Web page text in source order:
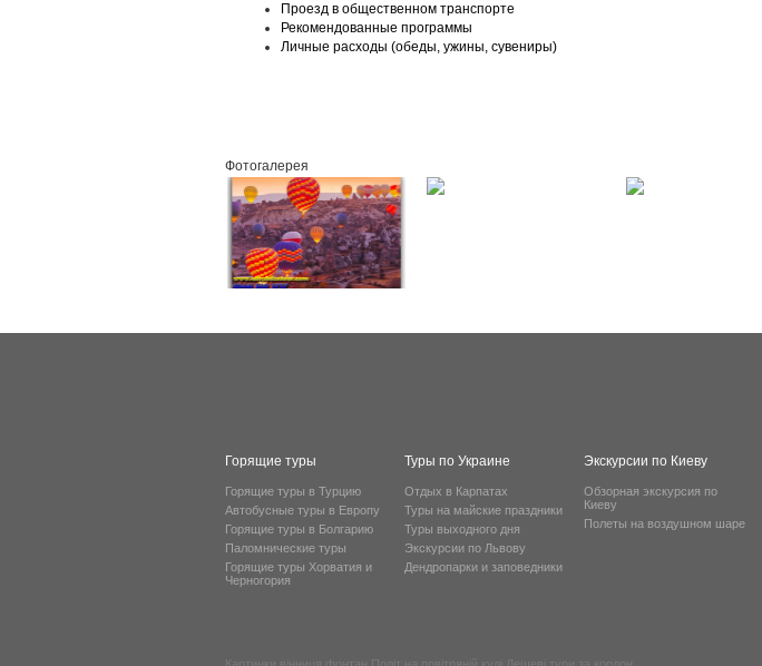
Проезд в общественном транспорте
Рекомендованные программы
Личные расходы (обеды, ужины, сувениры)
Фотогалерея
Горящие туры
Горящие туры в Турцию
Автобусные туры в Европу
Горящие туры в Болгарию
Паломнические туры
Горящие туры Хорватия и
Черногория
Туры по Украине
Отдых в Карпатах
Туры на майские праздники
Туры выходного дня
Экскурсии по Львову
Дендропарки и заповедники
Экскурсии по Киеву
Обзорная экскурсия по
Киеву
Полеты на воздушном шаре